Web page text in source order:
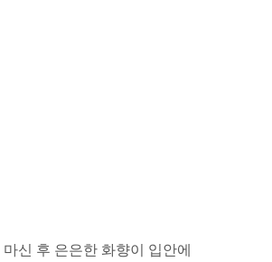
마신 후 은은한 화향이 입안에